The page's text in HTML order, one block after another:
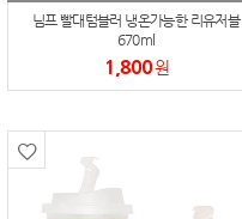
님프 빨대텀블러 냉온가능한 리유저블
670ml
1,800원